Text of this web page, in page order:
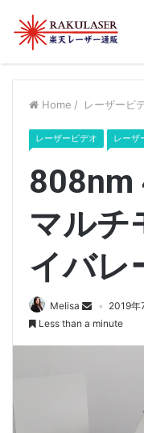
Home / レーザービ
レーザービデオ レーザ
808nm
マルチ
イバレ
Melisa 2019年
Less than a minute